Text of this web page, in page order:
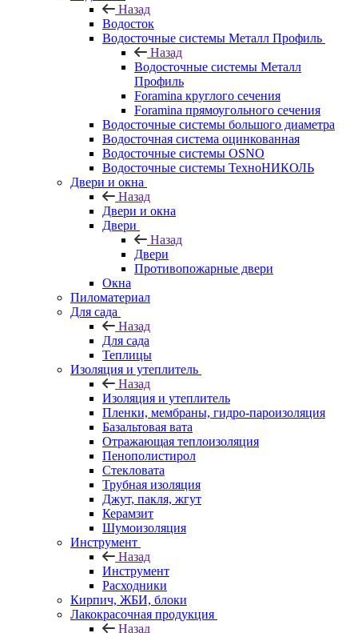
Назад
Водосток
Водосточные системы Металл Профиль
Назад
Водосточные системы Металл
Профиль
Foramina круглого сечения
Foramina прямоугольного сечения
Водосточные системы большого диаметра
Водосточная система оцинкованная
Водосточные системы OSNO
Водосточные системы ТехноНИКОЛЬ
Двери и окна
Назад
Двери и окна
Двери
Назад
Двери
Противопожарные двери
Окна
Пиломатериал
Для сада
Назад
Для сада
Теплицы
Изоляция и утеплитель
Назад
Изоляция и утеплитель
Пленки, мембраны, гидро-пароизоляция
Базальтовая вата
Отражающая теплоизоляция
Пенополистирол
Стекловата
Трубная изоляция
Джут, пакля, жгут
Керамзит
Шумоизоляция
Инструмент
Назад
Инструмент
Расходники
Кирпич, ЖБИ, блоки
Лакокрасочная продукция
Назад